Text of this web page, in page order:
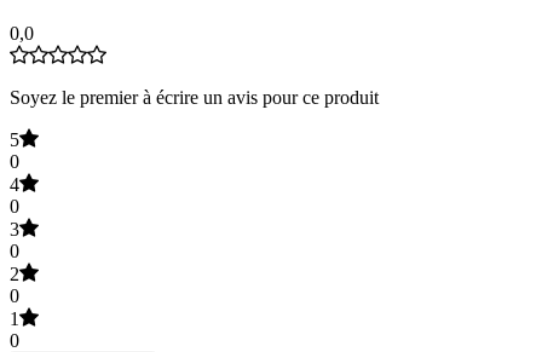
0,0
Soyez le premier à écrire un avis pour ce produit
5
0
4
0
3
0
2
0
1
0